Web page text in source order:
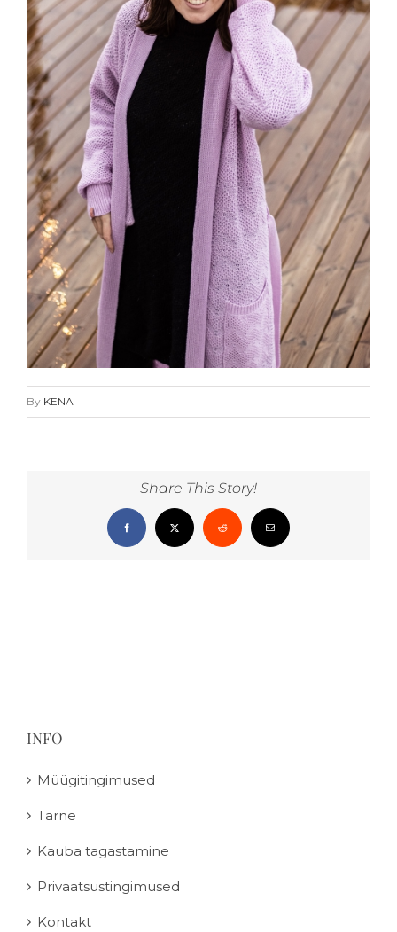
By KENA
Share This Story!
Facebook
X RedditEmail
INFO
Müügitingimused
Tarne
Kauba tagastamine
Privaatsustingimused
Kontakt